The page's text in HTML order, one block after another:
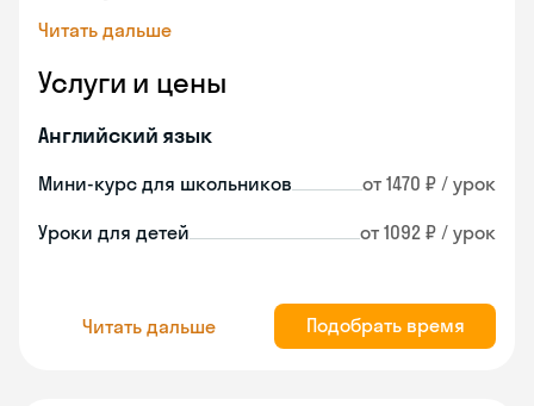
Читать дальше
Услуги и цены
Английский язык
Мини-курс для школьников от 1470 ₽ / урок
Уроки для детей от 1092 ₽ / урок
Читать дальше Подобрать время